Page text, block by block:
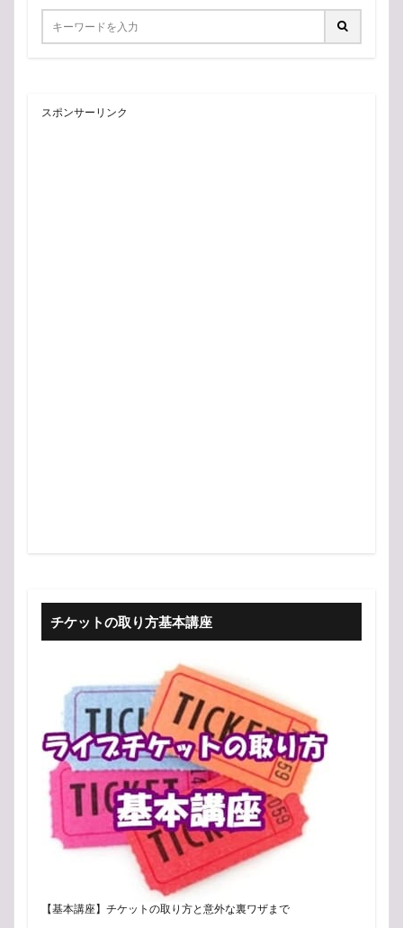
スポンサーリンク
チケットの取り方基本講座
【基本講座】チケットの取り方と意外な裏ワザまで